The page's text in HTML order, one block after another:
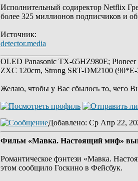
Исполнительный содиректор Netflix
более 325 миллионов подписчиков и
Источник:
detector.media
OLED Panasonic TX-65HZ980E;
ZXC 120cm, Strong SRT-DM2100
Желаю, чтобы у Вас сбылось то, чего
Добавлено: Ср Апр 22,
Фильм «Мавка. Настоящий миф»
Романтическое фэнтези «Мавка.
этом сообщило Госкино в Фейсбук.